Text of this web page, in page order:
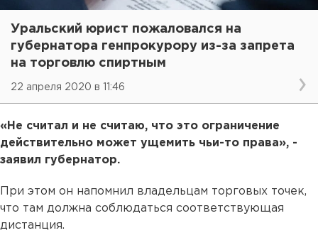
Уральский юрист пожаловался на
губернатора генпрокурору из-за запрета
на торговлю спиртным
22 апреля 2020 в 11:46
«Не считал и не считаю, что это ограничение
действительно может ущемить чьи-то права», -
заявил губернатор.
При этом он напомнил владельцам торговых точек,
что там должна соблюдаться соответствующая
дистанция.